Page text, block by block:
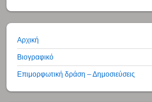
Αρχική
Βιογραφικό
Επιμορφωτική δράση – Δημοσιεύσεις